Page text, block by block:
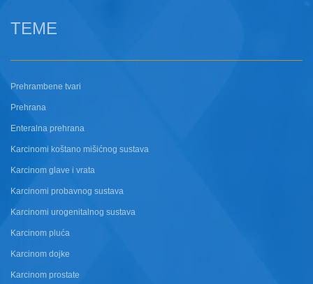
TEME
Prehrambene tvari
Prehrana
Enteralna prehrana
Karcinomi koštano mišićnog sustava
Karcinom glave i vrata
Karcinomi probavnog sustava
Karcinomi urogenitalnog sustava
Karcinom pluća
Karcinom dojke
Karcinom prostate